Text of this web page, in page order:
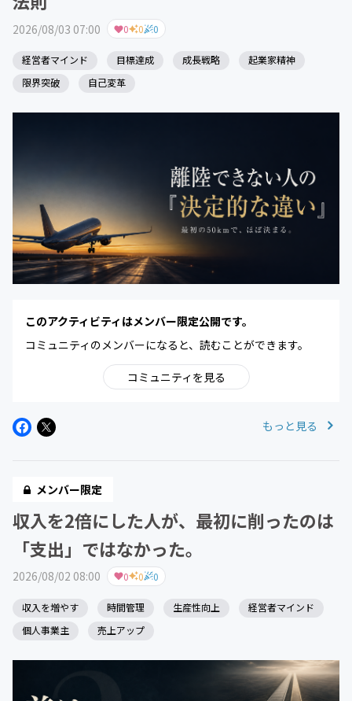
2026/08/03 07:00 0 0 0
経営者マインド 目標達成 成長戦略
起業家精神
限界突破
自己変革
このアクティビティはメンバー限定公開です。
コミュニティのメンバーになると、読むことができます。
コミュニティを見る
もっと見る
メンバー限定
収入を2倍にした人が、最初に削ったのは
「支出」ではなかった。
2026/08/02 08:00 0 0 0
収入を増やす 時間管理 生産性向上
経営者マインド
個人事業主
売上アップ